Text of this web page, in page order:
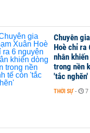
Chuyên
Hoè chỉ ra
nhân
trong nền
'tắc nghẽn'
THỜI SỰ - 7